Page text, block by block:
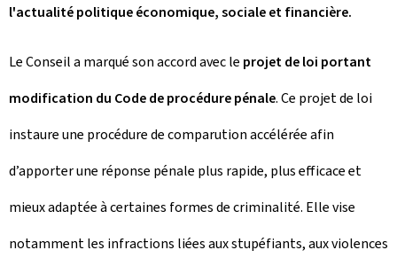
l'actualité politique économique, sociale et financière.
Le Conseil a marqué son accord avec le projet de loi portant
modification du Code de procédure pénale. Ce projet de loi
instaure une procédure de comparution accélérée afin
d’apporter une réponse pénale plus rapide, plus efficace et
mieux adaptée à certaines formes de criminalité. Elle vise
notamment les infractions liées aux stupéfiants, aux violences